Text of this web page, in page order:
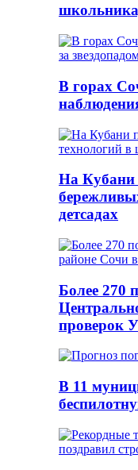
В горах
На Кубани
детсадах
Более 270
проверок
В 11